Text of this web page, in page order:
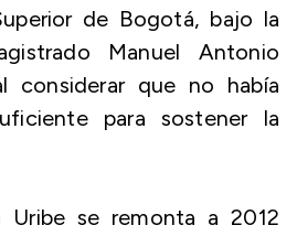
de Bogotá, bajo la
Manuel Antonio
considerar que no había
para sostener la
Uribe se remonta a 2012